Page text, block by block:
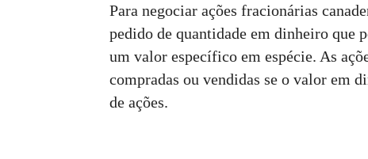
Para negociar ações fracionárias
pedido de quantidade em dinheiro que
um valor específico em espécie. As
compradas ou vendidas se o valor em
de ações.